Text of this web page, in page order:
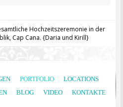
Hochzeitszeremonie in der
Cap Cana. {Daria und Kirill}
PORTFOLIO
LOCATIONS
BLOG VIDEO KONTAKTE